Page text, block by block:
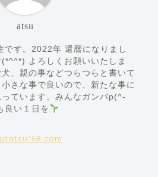
atsu
です。2022年 還暦になりまし
よろしくお願いいたしま
、親の事などつらつらと書いて
さな事で良いので、新たな事に
ています。みんなガンバp(^-
い１日を